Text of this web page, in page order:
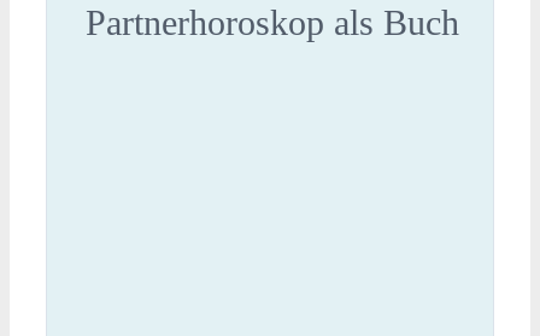
Partnerhoroskop als Buch